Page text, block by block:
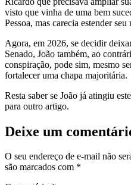
visto que vinha de uma bem
Pessoa, mas carecia estender
Agora, em 2026, se decidir
Senado, João também, ao
conspiração, pode sim, mesmo
fortalecer uma chapa majoritária.
Resta saber se João já atingiu
para outro artigo.
Deixe um
O seu endereço de e-mail não
são marcados com *